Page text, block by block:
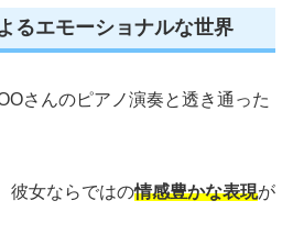
るエモーショナルな世界
さんのピアノ演奏と透き通った
彼女ならではの情感豊かな表現が